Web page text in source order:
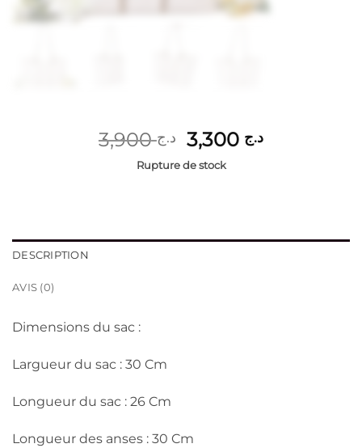
د.ج3,900
Le
prix
د.جLe
Rupture de stock
DESCRIPTION
AVIS (0)
Dimensions du sac :
Largueur du sac : 30 Cm
Longueur du sac : 26 Cm
Longueur des anses : 30 Cm